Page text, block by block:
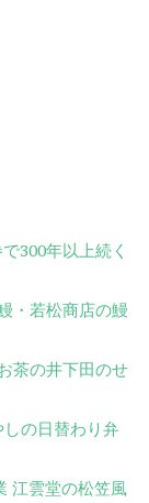
300年以上続く
・若松商店の鰻
茶の井下田のせ
の日替わり弁
江雲堂の松笠風